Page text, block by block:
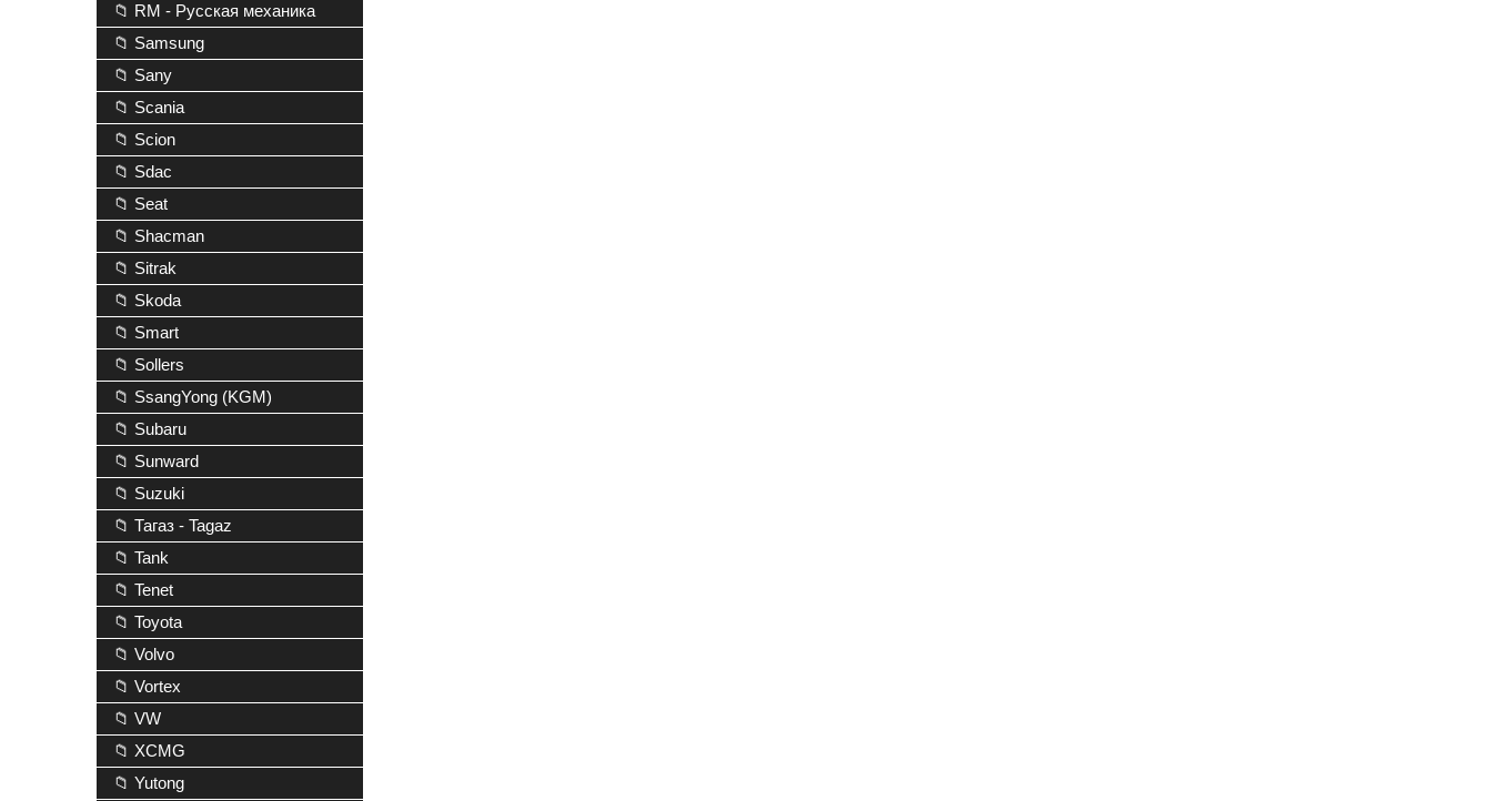
📁 RM - Русская механика
📁 Samsung
📁 Sany
📁 Scania
📁 Scion
📁 Sdac
📁 Seat
📁 Shacman
📁 Sitrak
📁 Skoda
📁 Smart
📁 Sollers
📁 SsangYong (KGM)
📁 Subaru
📁 Sunward
📁 Suzuki
📁 Тагаз - Tagaz
📁 Tank
📁 Tenet
📁 Toyota
📁 Volvo
📁 Vortex
📁 VW
📁 XCMG
📁 Yutong